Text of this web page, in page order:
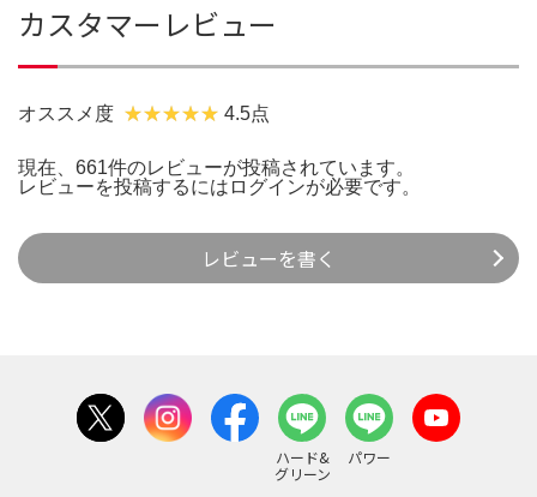
カスタマーレビュー
オススメ度 4.5点
現在、661件のレビューが投稿されています。
レビューを投稿するには ログインが必要です。
レビューを書く
ハード&
グリーン
パワー